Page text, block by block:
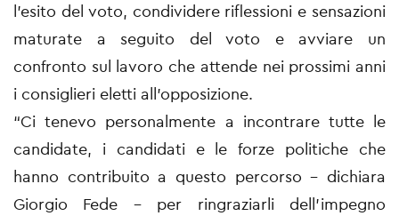
l’esito del voto, condividere riflessioni e sensazioni
maturate a seguito del voto e avviare un
confronto sul lavoro che attende nei prossimi anni
i consiglieri eletti all’opposizione.
“Ci tenevo personalmente a incontrare tutte le
candidate, i candidati e le forze politiche che
hanno contribuito a questo percorso – dichiara
Giorgio Fede – per ringraziarli dell’impegno